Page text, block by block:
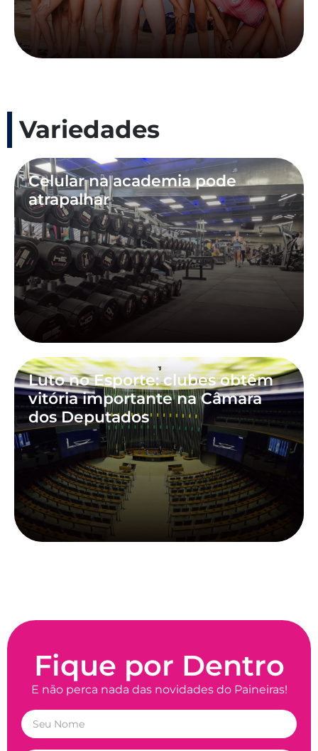
Variedades
Celular na academia pode
atrapalhar
Luto no Esporte: clubes obtêm
vitória importante na Câmara
dos Deputados
Fique por Dentro
E não perca nada das novidades do Paineiras!